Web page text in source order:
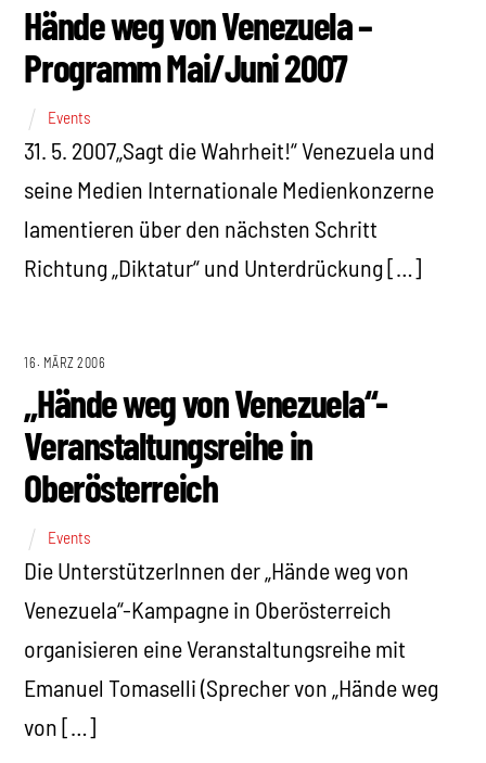
Hände weg von Venezuela –
Programm Mai/Juni 2007
Events
31. 5. 2007„Sagt die Wahrheit!“ Venezuela und
seine Medien Internationale Medienkonzerne
lamentieren über den nächsten Schritt
Richtung „Diktatur“ und Unterdrückung […]
16. MÄRZ 2006
„Hände weg von Venezuela“-
Veranstaltungsreihe in
Oberösterreich
Events
Die UnterstützerInnen der „Hände weg von
Venezuela“-Kampagne in Oberösterreich
organisieren eine Veranstaltungsreihe mit
Emanuel Tomaselli (Sprecher von „Hände weg
von […]